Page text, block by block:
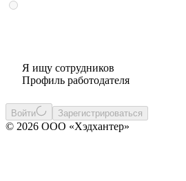
Я ищу сотрудников
Профиль работодателя
Войти Зарегистрироваться
© 2026 ООО «Хэдхантер»